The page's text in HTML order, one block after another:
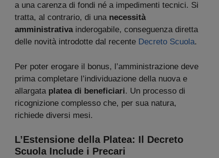
a una carenza di fondi né a impedimenti tecnici. Si
tratta, al contrario, di una necessità
amministrativainderogabile, conseguenza diretta
delle novità introdotte dal recente Decreto Scuola.
Per poter erogare il bonus, l’amministrazione deve
prima completare l’individuazione della nuova e
allargata platea di beneficiari. Un processo di
ricognizione complesso che, per sua natura,
richiede diversi mesi.
L’Estensione della Platea: Il Decreto
Scuola Include i Precari